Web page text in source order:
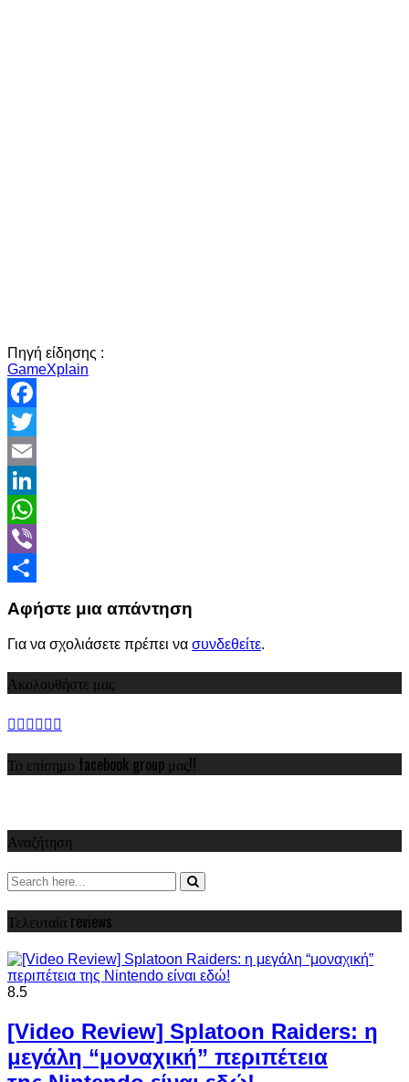
Πηγή είδησης :
GameXplain
Facebook
Twitter
Email
LinkedIn
WhatsApp
Viber
Αφήστε μια απάντηση
Για να σχολιάσετε πρέπει να συνδεθείτε.
Ακολουθήστε μας
Το επίσημο facebook group μας!!
Αναζήτηση
Τελευταία reviews
8.5
[Video Review] Splatoon Raiders: η
μεγάλη “μοναχική” περιπέτεια